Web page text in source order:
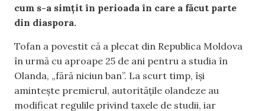
cum s-a simțit în perioada în care a făcut parte
din diaspora.
Tofan a povestit că a plecat din Republica Moldova
în urmă cu aproape 25 de ani pentru a studia în
Olanda, „fără niciun ban”. La scurt timp, își
amintește premierul, autoritățile olandeze au
modificat regulile privind taxele de studii, iar